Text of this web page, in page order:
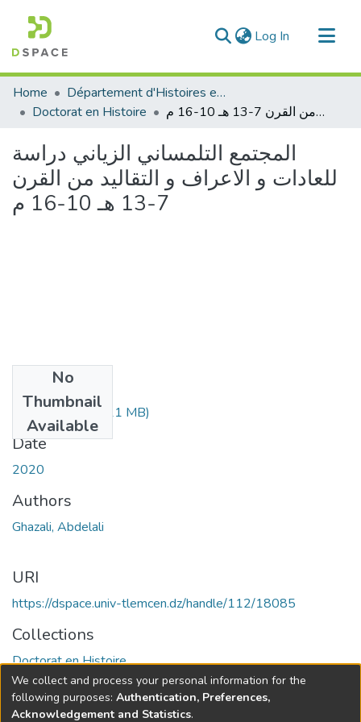
Log In (current)
Communities & Collections
All of DSpace
Home
Département d'Histoires et Arts
Doctorat en Histoire
المجتمع التلمساني الزياني دراسة للعادات و الاعراف و التقاليد من القرن 7-13 هـ 10-16 م
المجتمع التلمساني الزياني دراسة
للعادات و الاعراف و التقاليد من القرن
7-13 هـ 10-16 م
No
Thumbnail
Available
GHAZALI.pdf(5.11 MB)
Date
2020
Authors
Ghazali, Abdelali
URI
https://dspace.univ-tlemcen.dz/handle/112/18085
Collections
Doctorat en Histoire
Full item page
We collect and process your personal information for the
following purposes: Authentication, Preferences,
Acknowledgement and Statistics.